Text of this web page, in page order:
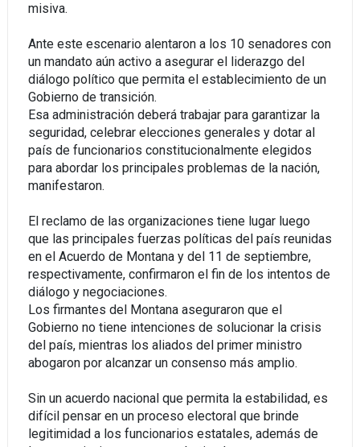
misiva.
Ante este escenario alentaron a los 10 senadores con
un mandato aún activo a asegurar el liderazgo del
diálogo político que permita el establecimiento de un
Gobierno de transición.
Esa administración deberá trabajar para garantizar la
seguridad, celebrar elecciones generales y dotar al
país de funcionarios constitucionalmente elegidos
para abordar los principales problemas de la nación,
manifestaron.
El reclamo de las organizaciones tiene lugar luego
que las principales fuerzas políticas del país reunidas
en el Acuerdo de Montana y del 11 de septiembre,
respectivamente, confirmaron el fin de los intentos de
diálogo y negociaciones.
Los firmantes del Montana aseguraron que el
Gobierno no tiene intenciones de solucionar la crisis
del país, mientras los aliados del primer ministro
abogaron por alcanzar un consenso más amplio.
Sin un acuerdo nacional que permita la estabilidad, es
difícil pensar en un proceso electoral que brinde
legitimidad a los funcionarios estatales, además de